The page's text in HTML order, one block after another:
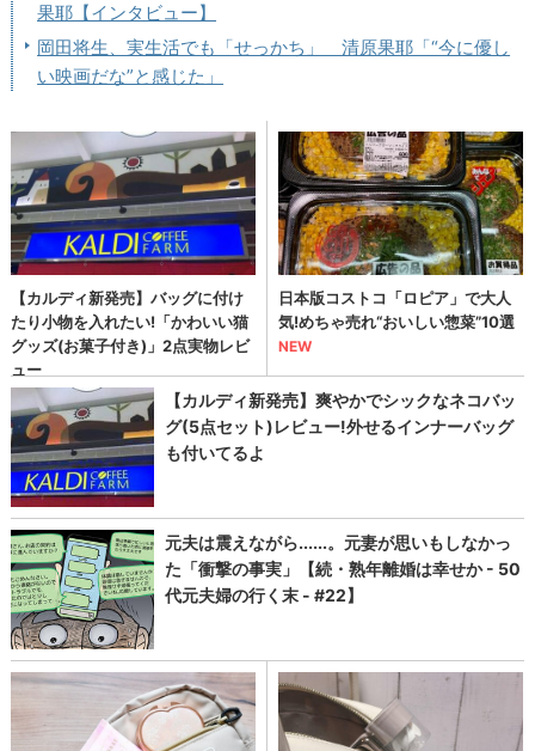
果耶【インタビュー】
岡田将生、実生活でも「せっかち」 清原果耶「“今に優し
い映画だな”と感じた」